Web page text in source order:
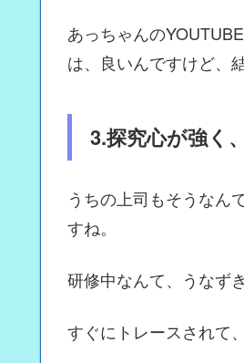
あっちゃんの
は、良いんですけど、
3.探究心が強く
うちの上司もそうなん
すね。
研修中なんて、うなず
すぐにトレースされて